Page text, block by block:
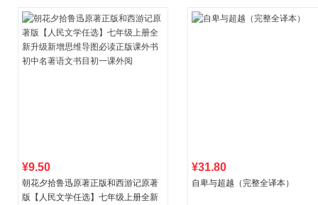
¥9.50
朝花夕拾鲁迅原著正版和西游记原著
版【人民文学任选】七年级上册全新
¥31.80
自卑与超越（完整全译本）